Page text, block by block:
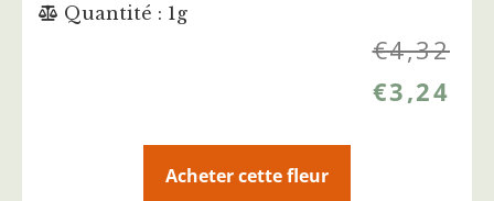
Quantité : 1g
€4,32
€3,24
Acheter cette fleur